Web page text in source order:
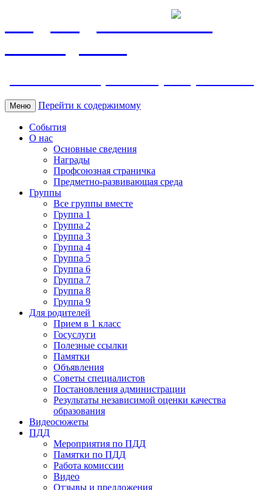
МБДОУ ДС "Калинка"
Меню Перейти к содержимому
События
О нас
Основные сведения
Награды
Профсоюзная страничка
Предметно-развивающая среда
Группы
Все группы вместе
Группа 1
Группа 2
Группа 3
Группа 4
Группа 5
Группа 6
Группа 7
Группа 8
Группа 9
Для родителей
Прием в 1 класс
Госуслуги
Полезные ссылки
Памятки
Объявления
Советы специалистов
Постановления администрации
Результаты независимой оценки качества
образования
Видеосюжеты
ПДД
Мероприятия по ПДД
Памятки по ПДД
Работа комиссии
Видео
Отзывы и предложения